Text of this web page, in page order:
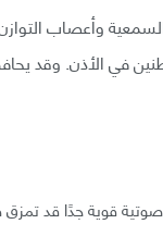
وأعصاب التوازن
في الأذن. وقد
صوتية قوية جدًا قد